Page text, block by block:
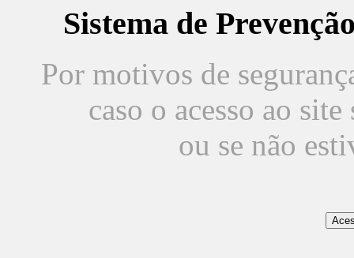
Sistema de
Por motivos de
caso o acesso ao
ou se não